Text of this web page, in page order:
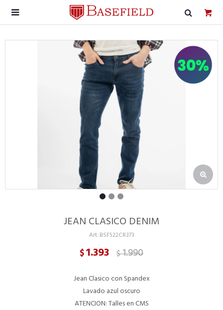

JEAN CLASICO DENIM
BSF522CR373
$1.393 $1.990
Jean Clasico con Spandex
Lavado azul oscuro
ATENCION: Talles en CMS